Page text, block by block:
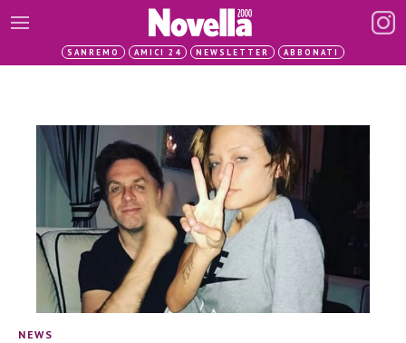
SANREMO AMICI 24 NEWSLETTER ABBONATI
NEWS